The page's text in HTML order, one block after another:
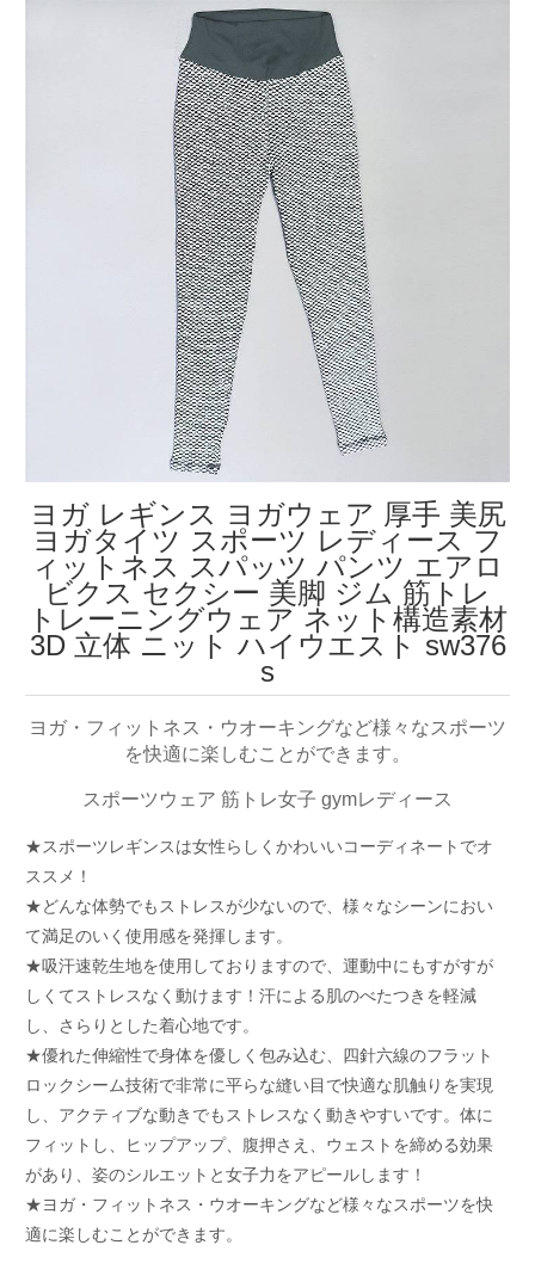
ヨガ レギンス ヨガウェア 厚手 美尻
ヨガタイツ スポーツ レディース フ
ィットネス スパッツ パンツ エアロ
ビクス セクシー 美脚 ジム 筋トレ
トレーニングウェア ネット構造素材
3D 立体 ニット ハイウエスト sw376
s
ヨガ・フィットネス・ウオーキングなど様々なスポーツ
を快適に楽しむことができます。
スポーツウェア 筋トレ女子 gymレディース
★スポーツレギンスは女性らしくかわいいコーディネートでオ
ススメ！
★どんな体勢でもストレスが少ないので、様々なシーンにおい
て満足のいく使用感を発揮します。
★吸汗速乾生地を使用しておりますので、運動中にもすがすが
しくてストレスなく動けます！汗による肌のべたつきを軽減
し、さらりとした着心地です。
★優れた伸縮性で身体を優しく包み込む、四針六線のフラット
ロックシーム技術で非常に平らな縫い目で快適な肌触りを実現
し、アクティブな動きでもストレスなく動きやすいです。体に
フィットし、ヒップアップ、腹押さえ、ウェストを締める効果
があり、姿のシルエットと女子力をアピールします！
★ヨガ・フィットネス・ウオーキングなど様々なスポーツを快
適に楽しむことができます。